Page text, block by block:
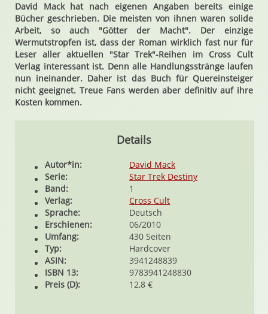
David Mack hat nach eigenen Angaben bereits einige
Bücher geschrieben. Die meisten von ihnen waren solide
Arbeit, so auch "Götter der Macht". Der einzige
Wermutstropfen ist, dass der Roman wirklich fast nur für
Leser aller aktuellen "Star Trek"-Reihen im Cross Cult
Verlag interessant ist. Denn alle Handlungsstränge laufen
nun ineinander. Daher ist das Buch für Quereinsteiger
nicht geeignet. Treue Fans werden aber definitiv auf ihre
Kosten kommen.
Details
Autor*in:
David Mack
Serie:
Star Trek Destiny
Band:
1
Verlag:
Cross Cult
Sprache:
Deutsch
Erschienen:
06/2010
Umfang:
430 Seiten
Typ:
Hardcover
ASIN:
3941248839
ISBN 13:
9783941248830
Preis (D):
12,8 €